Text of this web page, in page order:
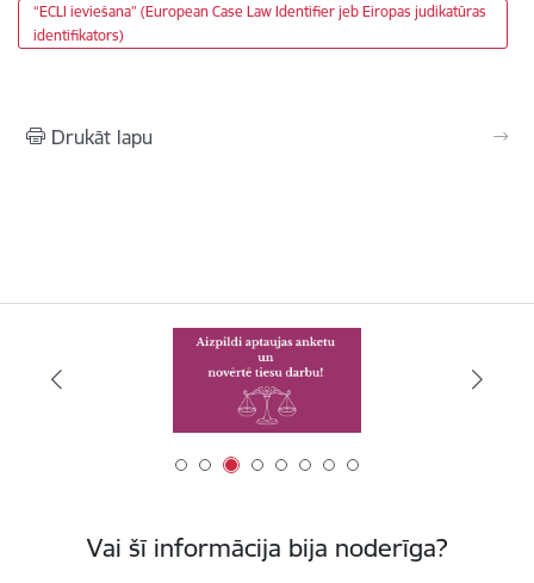
“ECLI ieviešana” (European Case Law Identifier jeb Eiropas judikatūras
identifikators)
Drukāt lapu
Vai šī informācija bija noderīga?